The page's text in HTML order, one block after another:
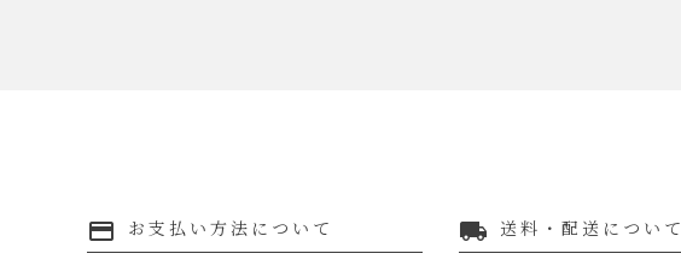
payment お支払い方法について local_shipping 送料・配送について